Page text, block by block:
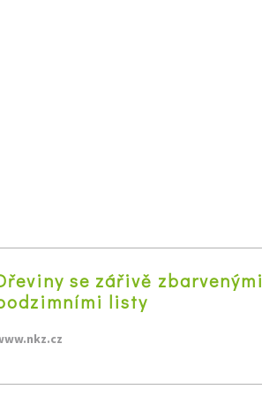
se zářivě zbarvenými
listy